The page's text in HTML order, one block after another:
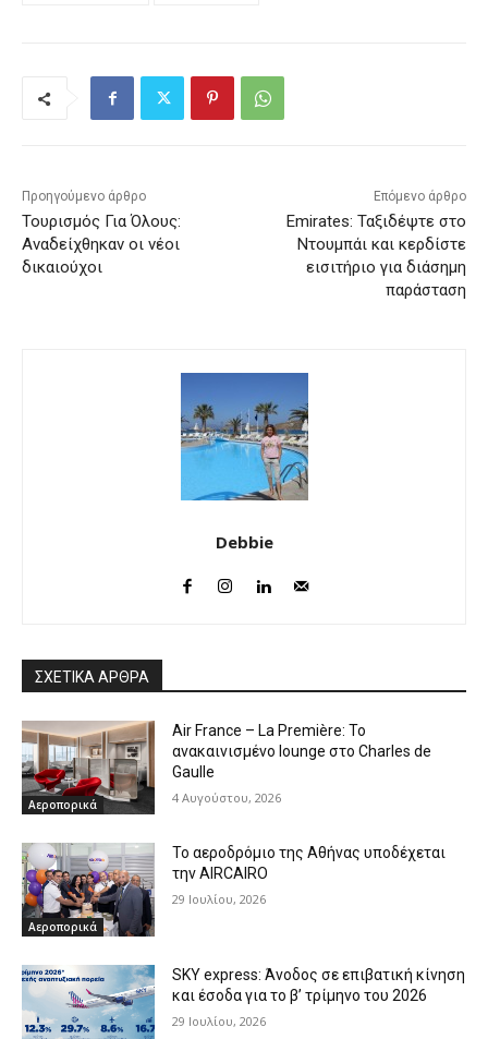
Προηγούμενο άρθρο
Τουρισμός Για Όλους:
Αναδείχθηκαν οι νέοι
δικαιούχοι
Επόμενο άρθρο
Emirates: Ταξιδέψτε στο
Ντουμπάι και κερδίστε
εισιτήριο για διάσημη
παράσταση
Debbie
ΣΧΕΤΙΚΑ ΑΡΘΡΑ
Αεροπορικά
Air France – La Première: Το
ανακαινισμένο lounge στο Charles de
Gaulle
4 Αυγούστου, 2026
Αεροπορικά
Το αεροδρόμιο της Αθήνας υποδέχεται
την AIRCAIRO
29 Ιουλίου, 2026
SKY express: Άνοδος σε επιβατική κίνηση
και έσοδα για το β’ τρίμηνο του 2026
29 Ιουλίου, 2026